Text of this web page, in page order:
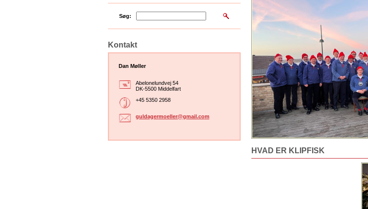
HVAD ER KLIPFISK
Søg:
Kontakt
Dan Møller
Abelonelundvej 54
DK-5500 Middelfart
+45 5350 2958
guldagermoeller@gmail.com